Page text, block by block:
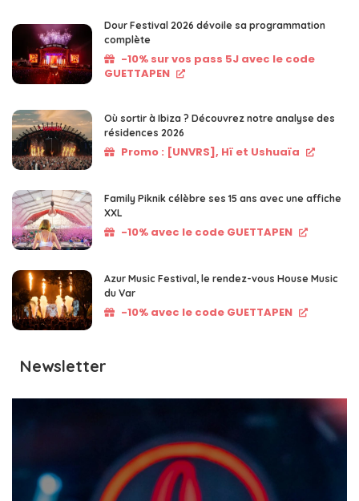
Dour Festival 2026 dévoile sa programmation
complète
-10% sur vos pass 5J avec le code
GUETTAPEN
Où sortir à Ibiza ? Découvrez notre analyse des
résidences 2026
Promo : [UNVRS], Hï et Ushuaïa
Family Piknik célèbre ses 15 ans avec une affiche
XXL
-10% avec le code GUETTAPEN
Azur Music Festival, le rendez-vous House Music
du Var
-10% avec le code GUETTAPEN
Newsletter